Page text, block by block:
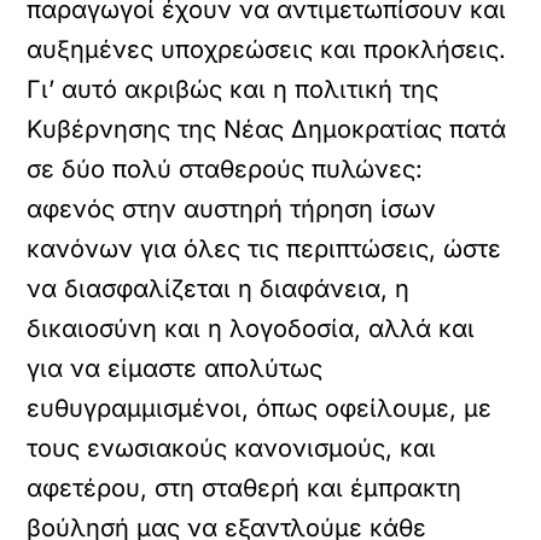
παραγωγοί έχουν να αντιμετωπίσουν και
αυξημένες υποχρεώσεις και προκλήσεις.
Γι’ αυτό ακριβώς και η πολιτική της
Κυβέρνησης της Νέας Δημοκρατίας πατά
σε δύο πολύ σταθερούς πυλώνες:
αφενός στην αυστηρή τήρηση ίσων
κανόνων για όλες τις περιπτώσεις, ώστε
να διασφαλίζεται η διαφάνεια, η
δικαιοσύνη και η λογοδοσία, αλλά και
για να είμαστε απολύτως
ευθυγραμμισμένοι, όπως οφείλουμε, με
τους ενωσιακούς κανονισμούς, και
αφετέρου, στη σταθερή και έμπρακτη
βούλησή μας να εξαντλούμε κάθε